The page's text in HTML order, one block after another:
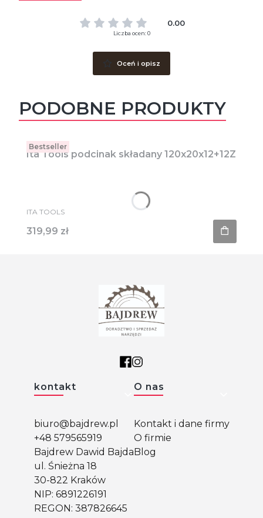
0.00
Liczba ocen: 0
Oceń i opisz
PODOBNE PRODUKTY
Bestseller
Ita Tools podcinak składany 120x20x12+12Z
PRODUCENT
ITA TOOLS
Cena
319,99 zł
Linki w stopce
kontakt
biuro@bajdrew.pl
+48 579565919
Bajdrew Dawid Bajda
ul. Śnieżna 18
30-822 Kraków
NIP: 6891226191
REGON: 387826645
O nas
Kontakt i dane firmy
O firmie
Blog